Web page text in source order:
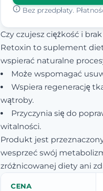
Bez przedpłaty.
Czy czujesz ciężkość i
Retoxin to suplement
wspierać naturalne
Może wspomagać
Wspiera regenerację
wątroby.
Przyczynia się do
witalności.
Produkt jest
wesprzeć swój
zróżnicowanej diety ani
CENA